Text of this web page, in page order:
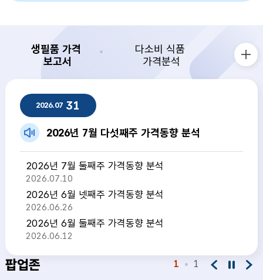
생필품 가격
보고서
다소비 식품
가격분석
2026.07 31
2026년 7월 다섯째주 가격동향 분석
2026년 7월 둘째주 가격동향 분석
2026.07.10
2026년 6월 넷째주 가격동향 분석
2026.06.26
2026년 6월 둘째주 가격동향 분석
2026.06.12
팝업존 1 1